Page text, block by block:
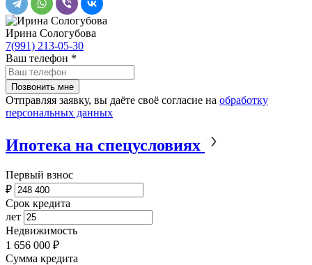
Ирина Сологубова
7(991) 213-05-30
Ваш телефон *
Отправляя заявку, вы даёте своё согласие на обработку
персональных данных
Ипотека на спецусловиях
Первый взнос
₽
Срок кредита
лет
Недвижимость
1 656 000 ₽
Сумма кредита